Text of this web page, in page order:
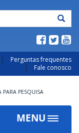
Perguntas frequentes
Fale conosco
PARA PESQUISA
MENU
Toggle